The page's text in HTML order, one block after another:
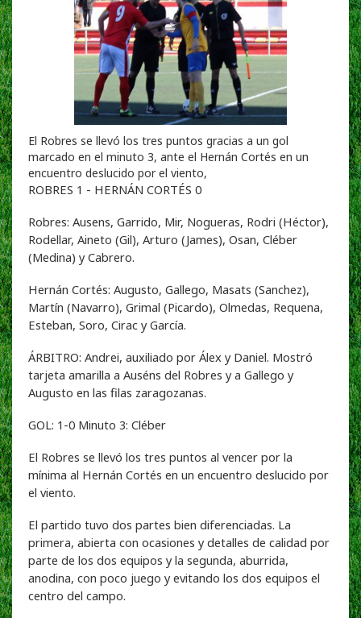
El Robres se llevó los tres puntos gracias a un gol
marcado en el minuto 3, ante el Hernán Cortés en un
encuentro deslucido por el viento,
ROBRES 1 - HERNÁN CORTÉS 0
Robres: Ausens, Garrido, Mir, Nogueras, Rodri (Héctor),
Rodellar, Aineto (Gil), Arturo (James), Osan, Cléber
(Medina) y Cabrero.
Hernán Cortés: Augusto, Gallego, Masats (Sanchez),
Martín (Navarro), Grimal (Picardo), Olmedas, Requena,
Esteban, Soro, Cirac y García.
ÁRBITRO: Andrei, auxiliado por Álex y Daniel. Mostró
tarjeta amarilla a Auséns del Robres y a Gallego y
Augusto en las filas zaragozanas.
GOL: 1-0 Minuto 3: Cléber
El Robres se llevó los tres puntos al vencer por la
mínima al Hernán Cortés en un encuentro deslucido por
el viento.
El partido tuvo dos partes bien diferenciadas. La
primera, abierta con ocasiones y detalles de calidad por
parte de los dos equipos y la segunda, aburrida,
anodina, con poco juego y evitando los dos equipos el
centro del campo.